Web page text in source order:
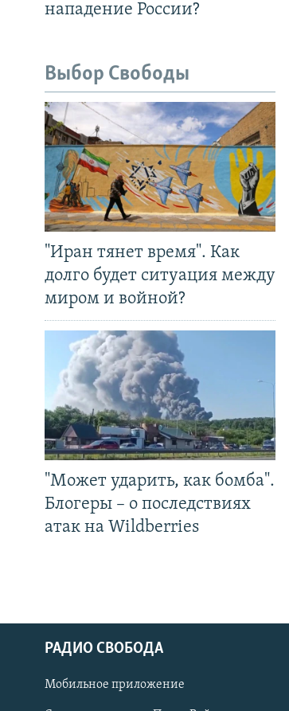
СОЦИАЛЬНЫЕ СЕТИ
нападение России?
Выбор Свободы
"Иран тянет время". Как
долго будет ситуация между
миром и войной?
"Может ударить, как бомба".
Блогеры – о последствиях
атак на Wildberries
РАДИО СВОБОДА
Мобильное приложение